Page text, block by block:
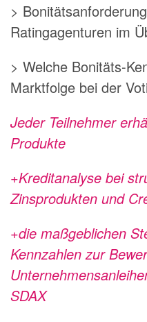
>
Ratingagenturen im
> Welche Bonitäts-
Marktfolge bei der
Jeder Teilnehmer
Produkte
+Kreditanalyse bei
Zinsprodukten und
+die maßgeblichen
Kennzahlen zur
SDAX